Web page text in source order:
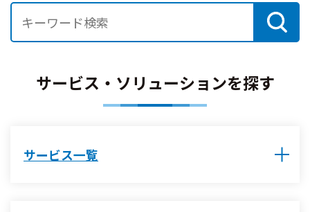
サービス・ソリューションを探す
サービス一覧